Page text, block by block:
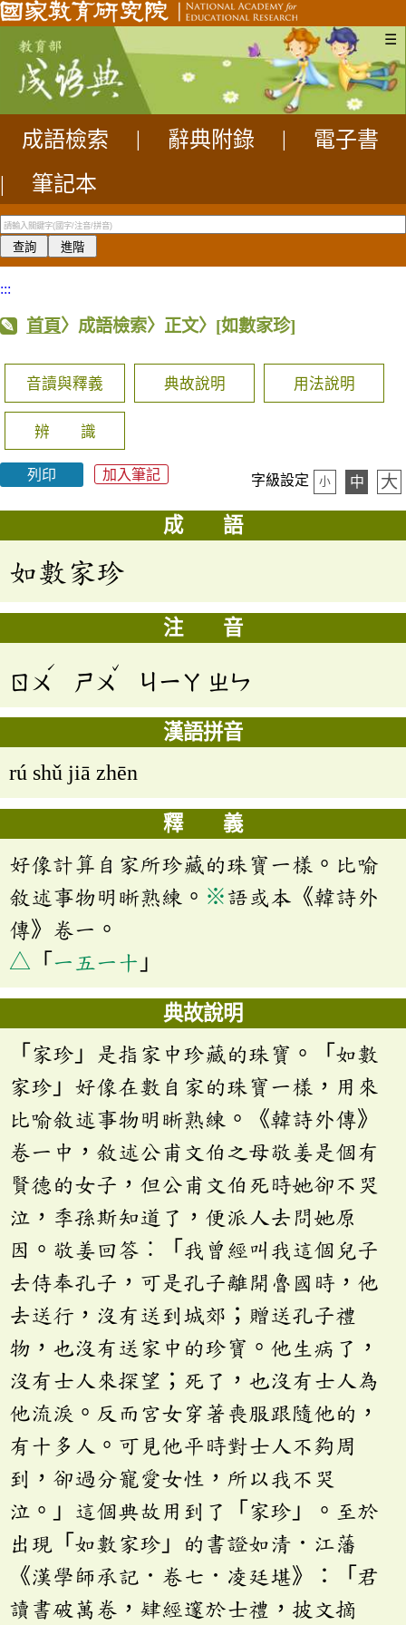
☰
成語檢索 辭典附錄
電子書
|
筆記本
:::
首頁〉成語檢索〉正文〉 [如數家珍]
音讀與釋義 典故說明 用法說明
辨 識
列印 加入筆記 字級設定 小 中 大
成 語
如數家珍
注 音
ㄖㄨ
ˊ
ㄕㄨ
ˇ
ㄐㄧㄚ ㄓㄣ
漢語拼音
rú shǔ jiā zhēn
釋 義
好像計算自家所珍藏的珠寶一樣。比喻
敘述事物明晰熟練。 ※語或本《韓詩外
傳》卷一。
△ 「 一五一十 」
典故說明
「家珍」是指家中珍藏的珠寶。「如數
家珍」好像在數自家的珠寶一樣，用來
比喻敘述事物明晰熟練。《韓詩外傳》
卷一中，敘述公甫文伯之母敬姜是個有
賢德的女子，但公甫文伯死時她卻不哭
泣，季孫斯知道了，便派人去問她原
因。敬姜回答︰「我曾經叫我這個兒子
去侍奉孔子，可是孔子離開魯國時，他
去送行，沒有送到城郊；贈送孔子禮
物，也沒有送家中的珍寶。他生病了，
沒有士人來探望；死了，也沒有士人為
他流淚。反而宮女穿著喪服跟隨他的，
有十多人。可見他平時對士人不夠周
到，卻過分寵愛女性，所以我不哭
泣。」這個典故用到了「家珍」。至於
出現「如數家珍」的書證如清．江藩
《漢學師承記．卷七．凌廷堪》：「君
讀書破萬卷，肄經邃於士禮，披文摘